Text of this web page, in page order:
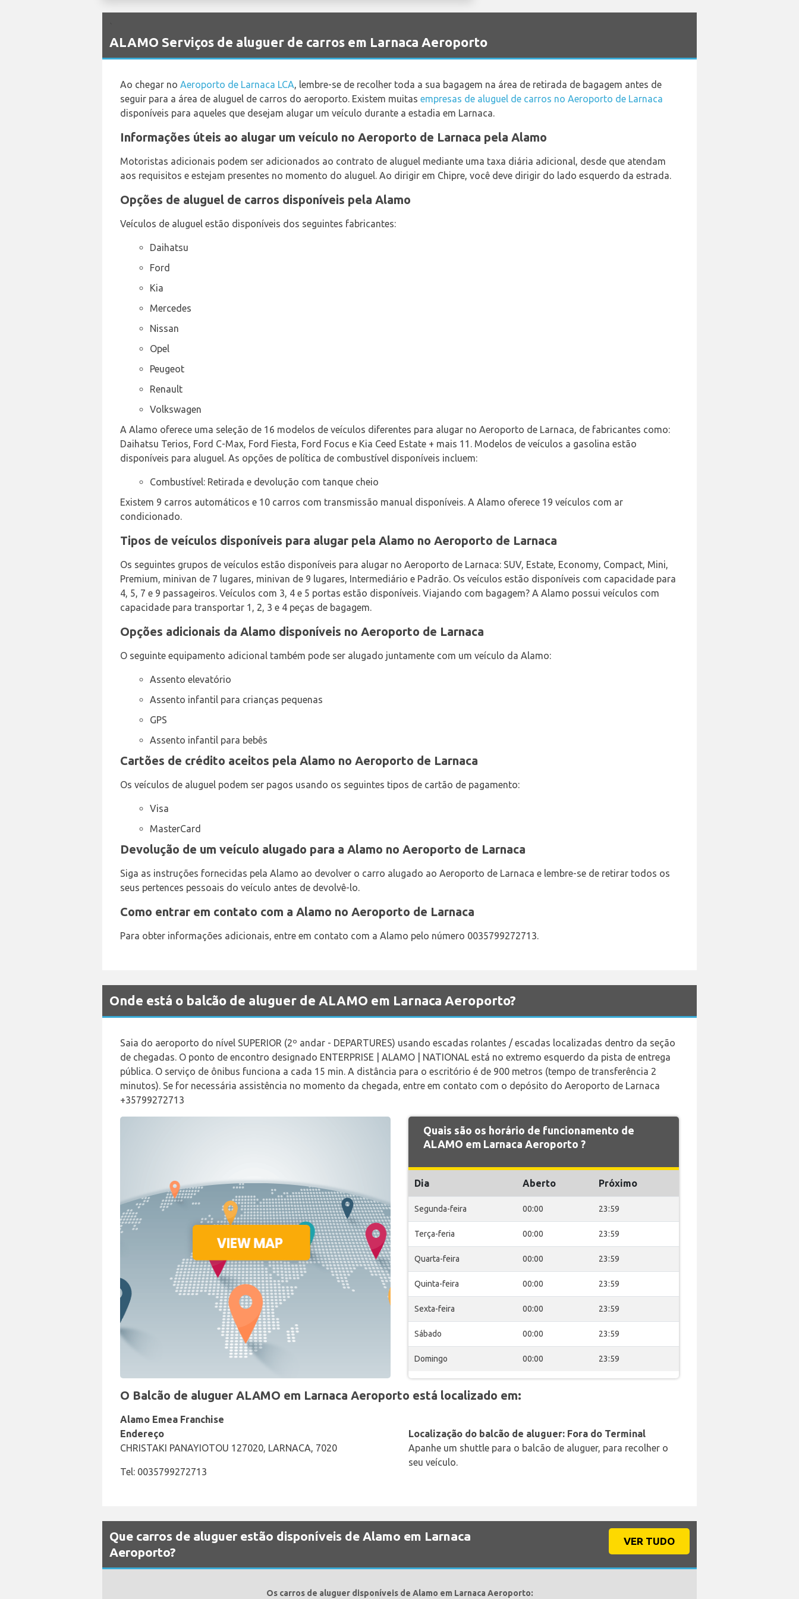
ALAMO Serviços de aluguer de carros em Larnaca Aeroporto
Ao chegar no Aeroporto de Larnaca LCA, lembre-se de recolher toda a sua bagagem na área de retirada de bagagem antes de
seguir para a área de aluguel de carros do aeroporto. Existem muitas empresas de aluguel de carros no Aeroporto de Larnaca
disponíveis para aqueles que desejam alugar um veículo durante a estadia em Larnaca.
Informações úteis ao alugar um veículo no Aeroporto de Larnaca pela Alamo
Motoristas adicionais podem ser adicionados ao contrato de aluguel mediante uma taxa diária adicional, desde que atendam
aos requisitos e estejam presentes no momento do aluguel. Ao dirigir em Chipre, você deve dirigir do lado esquerdo da estrada.
Opções de aluguel de carros disponíveis pela Alamo
Veículos de aluguel estão disponíveis dos seguintes fabricantes:
Daihatsu
Ford
Kia
Mercedes
Nissan
Opel
Peugeot
Renault
Volkswagen
A Alamo oferece uma seleção de 16 modelos de veículos diferentes para alugar no Aeroporto de Larnaca, de fabricantes como:
Daihatsu Terios, Ford C-Max, Ford Fiesta, Ford Focus e Kia Ceed Estate + mais 11. Modelos de veículos a gasolina estão
disponíveis para aluguel. As opções de política de combustível disponíveis incluem:
Combustível: Retirada e devolução com tanque cheio
Existem 9 carros automáticos e 10 carros com transmissão manual disponíveis. A Alamo oferece 19 veículos com ar
condicionado.
Tipos de veículos disponíveis para alugar pela Alamo no Aeroporto de Larnaca
Os seguintes grupos de veículos estão disponíveis para alugar no Aeroporto de Larnaca: SUV, Estate, Economy, Compact, Mini,
Premium, minivan de 7 lugares, minivan de 9 lugares, Intermediário e Padrão. Os veículos estão disponíveis com capacidade para
4, 5, 7 e 9 passageiros. Veículos com 3, 4 e 5 portas estão disponíveis. Viajando com bagagem? A Alamo possui veículos com
capacidade para transportar 1, 2, 3 e 4 peças de bagagem.
Opções adicionais da Alamo disponíveis no Aeroporto de Larnaca
O seguinte equipamento adicional também pode ser alugado juntamente com um veículo da Alamo:
Assento elevatório
Assento infantil para crianças pequenas
GPS
Assento infantil para bebês
Cartões de crédito aceitos pela Alamo no Aeroporto de Larnaca
Os veículos de aluguel podem ser pagos usando os seguintes tipos de cartão de pagamento:
Visa
MasterCard
Devolução de um veículo alugado para a Alamo no Aeroporto de Larnaca
Siga as instruções fornecidas pela Alamo ao devolver o carro alugado ao Aeroporto de Larnaca e lembre-se de retirar todos os
seus pertences pessoais do veículo antes de devolvê-lo.
Como entrar em contato com a Alamo no Aeroporto de Larnaca
Para obter informações adicionais, entre em contato com a Alamo pelo número 0035799272713.
Onde está o balcão de aluguer de ALAMO em Larnaca Aeroporto?
Saia do aeroporto do nível SUPERIOR (2º andar - DEPARTURES) usando escadas rolantes / escadas localizadas dentro da seção
de chegadas. O ponto de encontro designado ENTERPRISE | ALAMO | NATIONAL está no extremo esquerdo da pista de entrega
pública. O serviço de ônibus funciona a cada 15 min. A distância para o escritório é de 900 metros (tempo de transferência 2
minutos). Se for necessária assistência no momento da chegada, entre em contato com o depósito do Aeroporto de Larnaca
+35799272713
Quais são os horário de funcionamento de
ALAMO em Larnaca Aeroporto ?
Dia Aberto Próximo
Segunda-feira 00:00 23:59
Terça-feria 00:00 23:59
Quarta-feira 00:00 23:59
Quinta-feira 00:00 23:59
Sexta-feira 00:00 23:59
Sábado 00:00 23:59
Domingo 00:00 23:59
O Balcão de aluguer ALAMO em Larnaca Aeroporto está localizado em:
Alamo Emea Franchise
Endereço
CHRISTAKI PANAYIOTOU 127020, LARNACA, 7020
Tel: 0035799272713
Localização do balcão de aluguer: Fora do Terminal
Apanhe um shuttle para o balcão de aluguer, para recolher o
seu veículo.
Que carros de aluguer estão disponíveis de Alamo em Larnaca
Aeroporto?
VER TUDO
Os carros de aluguer disponíveis de Alamo em Larnaca Aeroporto: